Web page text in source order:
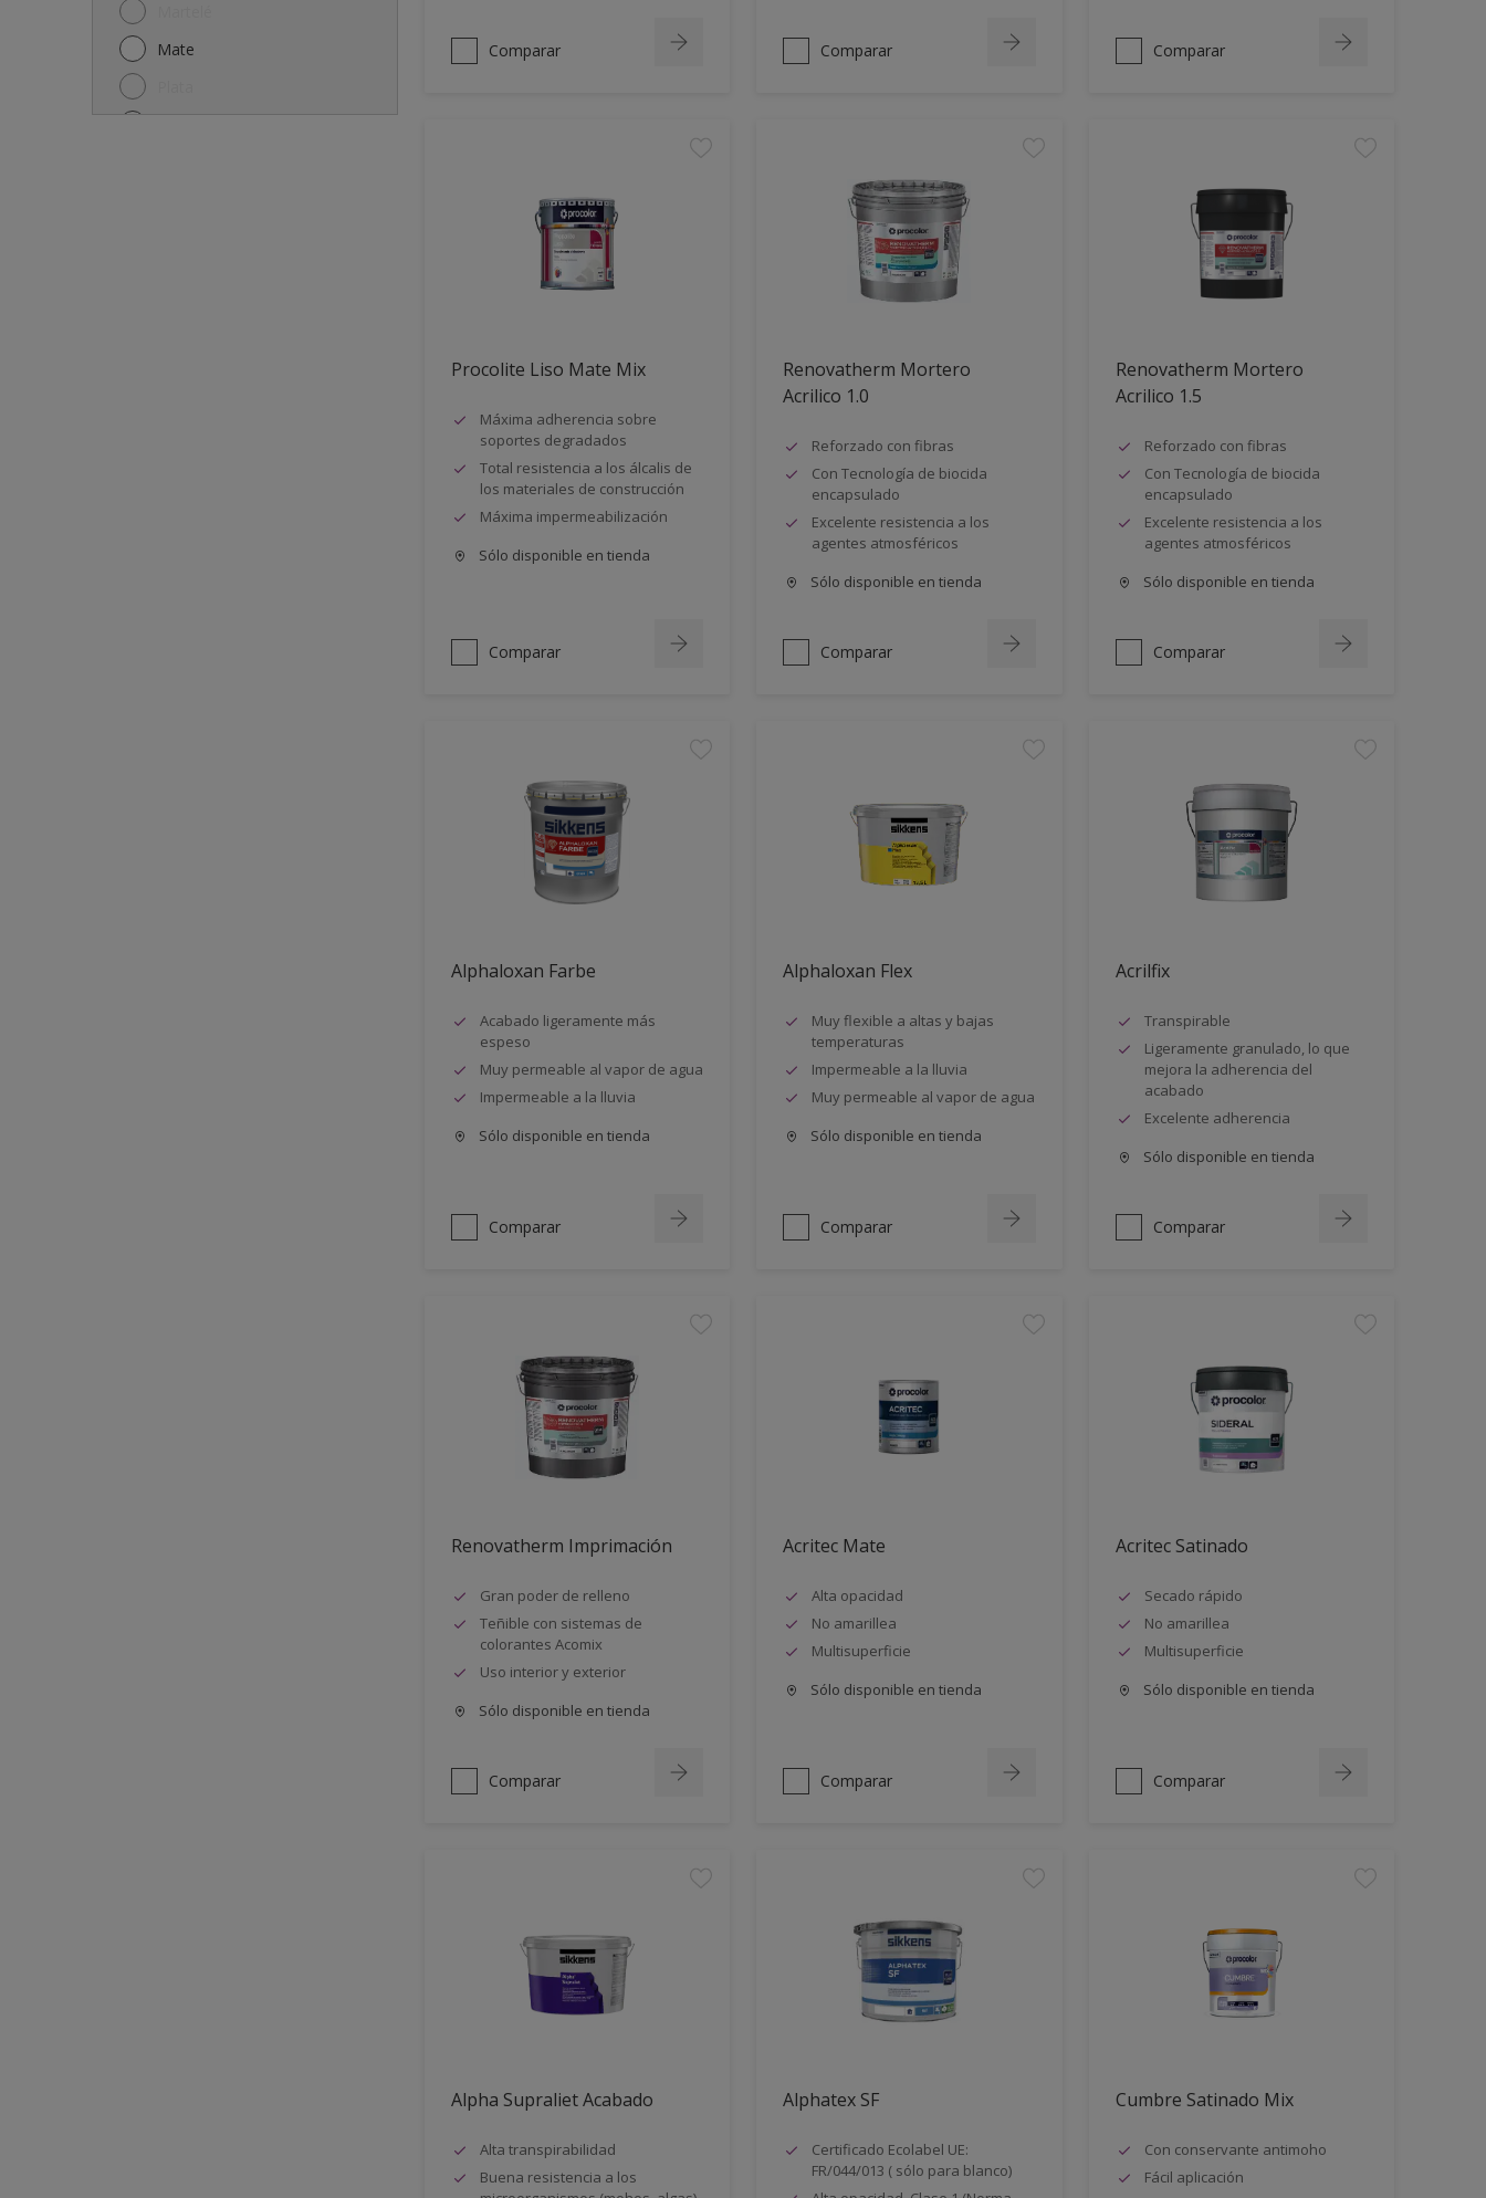
Mate
Comparar Comparar Comparar
Procolite Liso Mate Mix
Máxima adherencia sobre
soportes degradados
Total resistencia a los álcalis de
los materiales de construcción
Máxima impermeabilización
Sólo disponible en tienda
Comparar
Renovatherm Mortero
Acrilico 1.0
Reforzado con fibras
Con Tecnología de biocida
encapsulado
Excelente resistencia a los
agentes atmosféricos
Sólo disponible en tienda
Comparar
Renovatherm Mortero
Acrilico 1.5
Reforzado con fibras
Con Tecnología de biocida
encapsulado
Excelente resistencia a los
agentes atmosféricos
Sólo disponible en tienda
Comparar
Alphaloxan Farbe
Acabado ligeramente más
espeso
Muy permeable al vapor de agua
Impermeable a la lluvia
Sólo disponible en tienda
Comparar
Alphaloxan Flex
Muy flexible a altas y bajas
temperaturas
Impermeable a la lluvia
Muy permeable al vapor de agua
Sólo disponible en tienda
Comparar
Acrilfix
Transpirable
Ligeramente granulado, lo que
mejora la adherencia del
acabado
Excelente adherencia
Sólo disponible en tienda
Comparar
Renovatherm Imprimación
Gran poder de relleno
Teñible con sistemas de
colorantes Acomix
Uso interior y exterior
Sólo disponible en tienda
Comparar
Acritec Mate
Alta opacidad
No amarillea
Multisuperficie
Sólo disponible en tienda
Comparar
Acritec Satinado
Secado rápido
No amarillea
Multisuperficie
Sólo disponible en tienda
Comparar
Alpha Supraliet Acabado
Alta transpirabilidad
Buena resistencia a los
Alphatex SF
Certificado Ecolabel UE:
FR/044/013 ( sólo para blanco)
Cumbre Satinado Mix
Con conservante antimoho
Fácil aplicación